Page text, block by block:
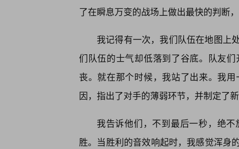
了在瞬息万变的战场上做出最快的判断
我记得有一次，我们队伍在地图上
们队伍的士气却低落到了谷底。队友
丧。就在那个时候，我站了出来。我
因，指出了对手的薄弱环节，并制定了新
我告诉他们，不到最后一秒，绝
胜。当胜利的音效响起时，我感觉浑身